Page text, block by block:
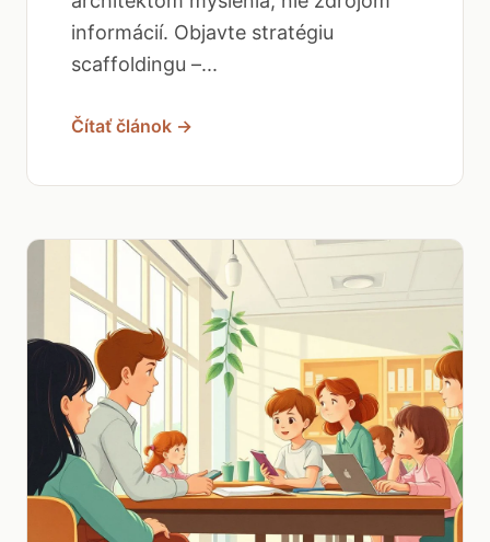
informácií. Objavte stratégiu
scaffoldingu –...
Čítať článok →